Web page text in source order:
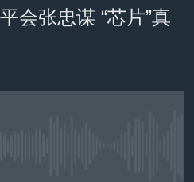
会张忠谋 “芯片”真